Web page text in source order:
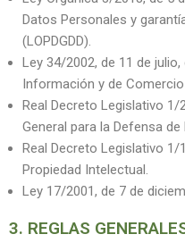
Datos Personales y
(LOPDGDD).
Ley 34/2002, de 11 de
Información y de
Real Decreto Legislativo 1/
General para la Defensa
Real Decreto Legislativo 1/
Propiedad Intelectual.
Ley 17/2001, de 7 de
3. REGLAS